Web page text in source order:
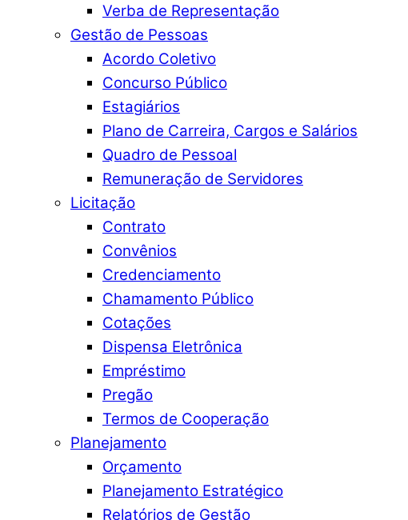
Verba de Representação
Gestão de Pessoas
Acordo Coletivo
Concurso Público
Estagiários
Plano de Carreira, Cargos e Salários
Quadro de Pessoal
Remuneração de Servidores
Licitação
Contrato
Convênios
Credenciamento
Chamamento Público
Cotações
Dispensa Eletrônica
Empréstimo
Pregão
Termos de Cooperação
Planejamento
Orçamento
Planejamento Estratégico
Relatórios de Gestão